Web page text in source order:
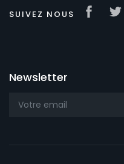
SUIVEZ NOUS
Newsletter